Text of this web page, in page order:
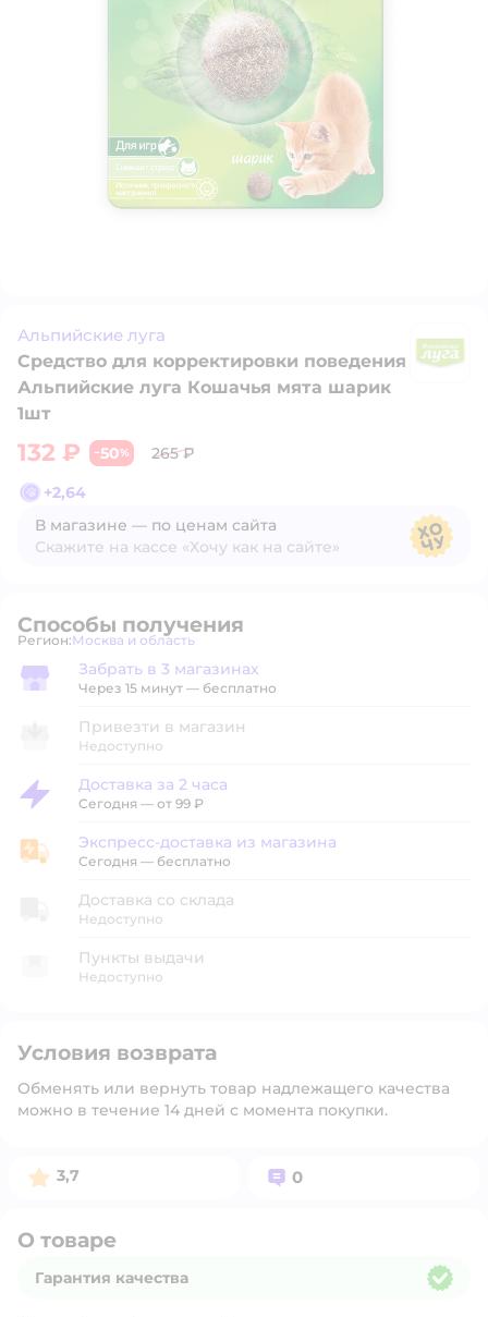
Альпийские луга
Средство для корректировки поведения
Альпийские луга Кошачья мята шарик
1шт
132 ₽ −50%
265 ₽
+2,64
В магазине — по ценам сайта
Скажите на кассе «Хочу как на сайте»
Способы получения
Регион: Выбор адреса доставки.
Москва и область
Забрать в магазине
Забрать в 3 магазинах
Через 15 минут — бесплатно
Привезти в магазин
Недоступно
Доставка за 2 часа
Доставка за 2 часа
Сегодня — от 99 ₽
Экспресс-доставка из магазина
Экспресс-доставка из магазина
Сегодня — бесплатно
Доставка со склада
Недоступно
Пункты выдачи
Недоступно
Условия возврата
Обменять или вернуть товар надлежащего качества
можно в течение 14 дней с момента покупки.
Рейтинг:
3,7 Вопросов:
0
О товаре
Гарантия качества